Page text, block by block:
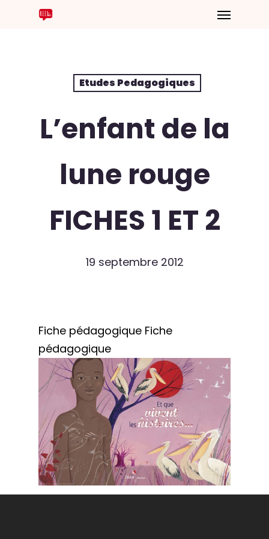
Etudes Pedagogiques
L’enfant de la
lune rouge
FICHES 1 ET 2
19 septembre 2012
Fiche pédagogique Fiche
pédagogique